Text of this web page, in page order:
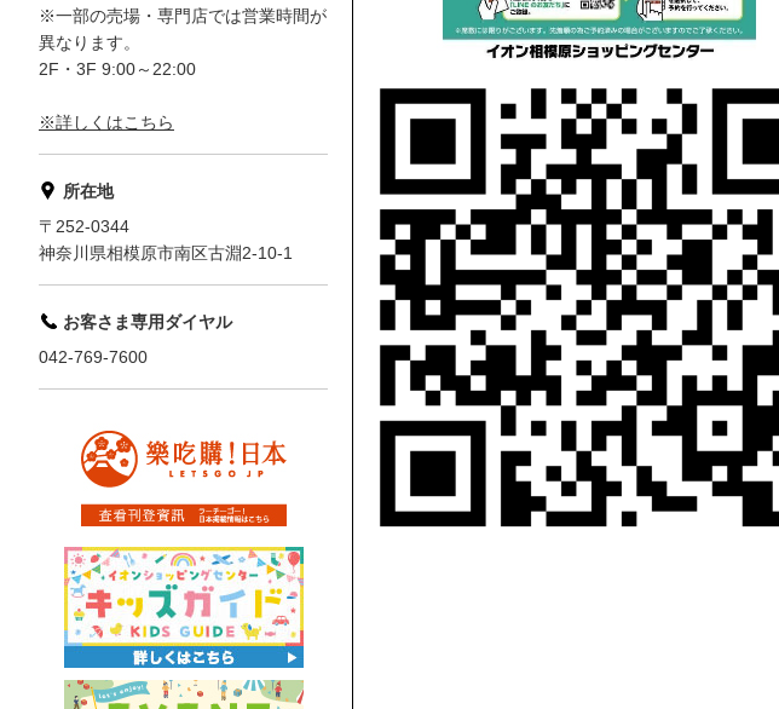
※一部の売場・専門店では営業時間が
異なります。
2F・3F 9:00～22:00
※詳しくはこちら
所在地
〒252-0344
神奈川県相模原市南区古淵2-10-1
お客さま専用ダイヤル
042-769-7600